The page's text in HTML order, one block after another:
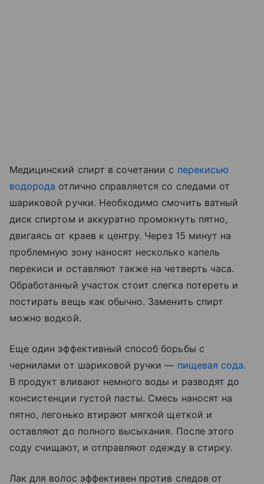
Медицинский спирт в сочетании с перекисью
водорода отлично справляется со следами от
шариковой ручки. Необходимо смочить ватный
диск спиртом и аккуратно промокнуть пятно,
двигаясь от краев к центру. Через 15 минут на
проблемную зону наносят несколько капель
перекиси и оставляют также на четверть часа.
Обработанный участок стоит слегка потереть и
постирать вещь как обычно. Заменить спирт
можно водкой.
Еще один эффективный способ борьбы с
чернилами от шариковой ручки — пищевая сода.
В продукт вливают немного воды и разводят до
консистенции густой пасты. Смесь наносят на
пятно, легонько втирают мягкой щеткой и
оставляют до полного высыхания. После этого
соду счищают, и отправляют одежду в стирку.
Лак для волос эффективен против следов от